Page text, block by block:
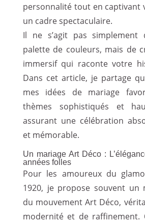
personnalité tout en captivant
un cadre spectaculaire.
Il ne s’agit pas simplement
palette de couleurs, mais de
immersif qui raconte votre
Dans cet article, je partage
mes idées de mariage
thèmes sophistiqués et
assurant une célébration
et mémorable.
Un mariage Art Déco :
années folles
Pour les amoureux du
1920, je propose souvent un
du mouvement Art Déco,
modernité et de raffinement.